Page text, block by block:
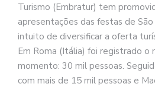
Turismo (Embratur) tem
apresentações das festas de
intuito de diversificar a oferta
Em Roma (Itália) foi registrado o
momento: 30 mil pessoas.
com mais de 15 mil pessoas e